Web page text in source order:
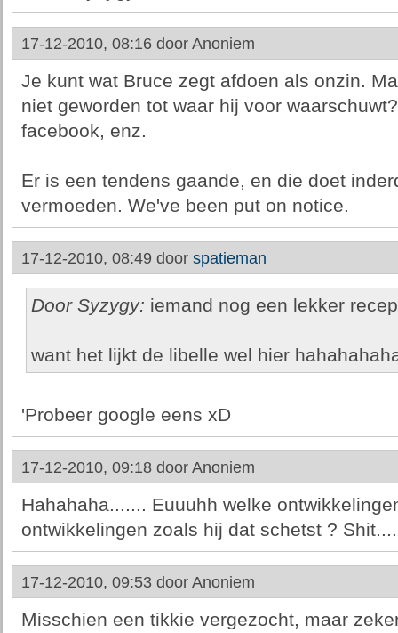
17-12-2010, 08:16 door Anoniem
Je kunt wat Bruce zegt afdoen als onzin.
niet geworden tot waar hij voor
facebook, enz.
Er is een tendens gaande, en die doet
vermoeden. We've been put on notice.
17-12-2010, 08:49 door spatieman
Door Syzygy: iemand nog een lekker
want het lijkt de libelle wel hier
'Probeer google eens xD
17-12-2010, 09:18 door Anoniem
Hahahaha....... Euuuhh welke
ontwikkelingen zoals hij dat schetst ? Shit....
17-12-2010, 09:53 door Anoniem
Misschien een tikkie vergezocht, maar